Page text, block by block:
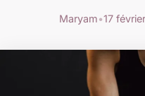
Maryam•17